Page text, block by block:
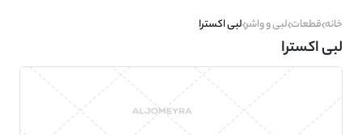
خانه قطعات لبی و واشر لبی اکسترا
لبی اکسترا